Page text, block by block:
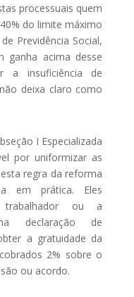
processuais quem
do limite máximo
Previdência Social,
ganha acima desse
a insuficiência de
deixa claro como
I Especializada
por uniformizar as
regra da reforma
em prática. Eles
ou a
declaração de
a gratuidade da
2% sobre o
ou acordo.